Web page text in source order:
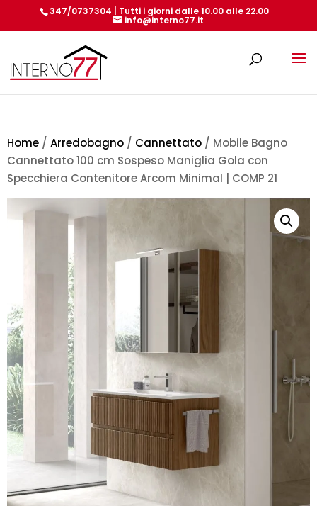
347/0737304 | Tutti i giorni dalle 10.00 alle 22.00
info@interno77.it
Home / Arredobagno / Cannettato / Mobile Bagno
Cannettato 100 cm Sospeso Maniglia Gola con
Specchiera Contenitore Arcom Minimal | COMP 21